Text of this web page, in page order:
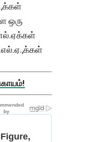
ஒரு